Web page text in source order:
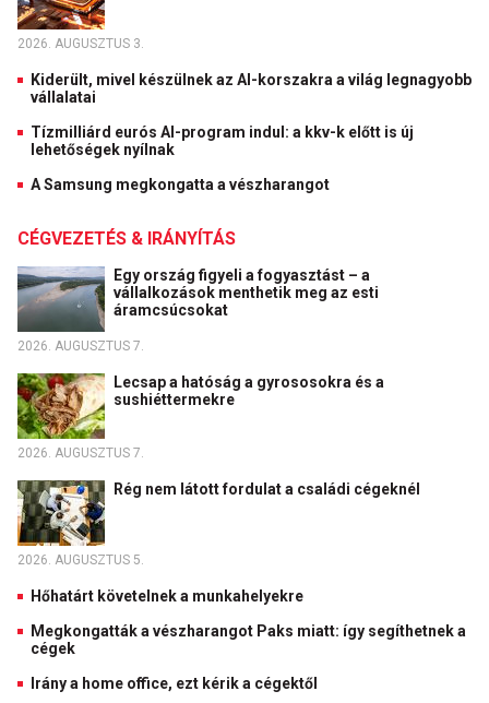
2026. AUGUSZTUS 3.
Kiderült, mivel készülnek az AI-korszakra a világ legnagyobb
vállalatai
Tízmilliárd eurós AI-program indul: a kkv-k előtt is új
lehetőségek nyílnak
A Samsung megkongatta a vészharangot
CÉGVEZETÉS & IRÁNYÍTÁS
Egy ország figyeli a fogyasztást – a
vállalkozások menthetik meg az esti
áramcsúcsokat
2026. AUGUSZTUS 7.
Lecsap a hatóság a gyrososokra és a
sushiéttermekre
2026. AUGUSZTUS 7.
Rég nem látott fordulat a családi cégeknél
2026. AUGUSZTUS 5.
Hőhatárt követelnek a munkahelyekre
Megkongatták a vészharangot Paks miatt: így segíthetnek a
cégek
Irány a home office, ezt kérik a cégektől